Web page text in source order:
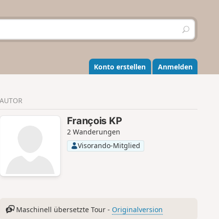
S
u
h
e
n
Konto erstellen Anmelden
AUTOR
François KP
2 Wanderungen
Visorando-Mitglied
Maschinell übersetzte Tour - Originalversion